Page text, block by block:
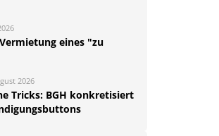
eines "zu
2026
Tricks: BGH konkretisiert